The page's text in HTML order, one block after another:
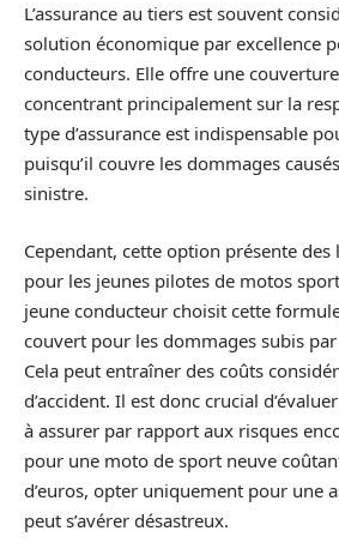
L’assurance au tiers est souvent
solution économique par excellence
conducteurs. Elle offre une
concentrant principalement sur la
type d’assurance est indispensable
puisqu’il couvre les dommages
sinistre.
Cependant, cette option présente
pour les jeunes pilotes de motos
jeune conducteur choisit cette
couvert pour les dommages subis
Cela peut entraîner des coûts
d’accident. Il est donc crucial
à assurer par rapport aux risques
pour une moto de sport neuve
d’euros, opter uniquement pour une
peut s’avérer désastreux.